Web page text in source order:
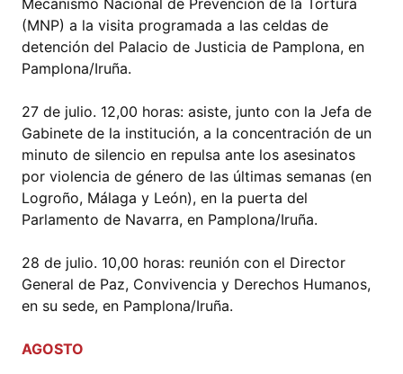
Mecanismo Nacional de Prevención de la Tortura
(MNP) a la visita programada a las celdas de
detención del Palacio de Justicia de Pamplona, en
Pamplona/Iruña.
27 de julio. 12,00 horas: asiste, junto con la Jefa de
Gabinete de la institución, a la concentración de un
minuto de silencio en repulsa ante los asesinatos
por violencia de género de las últimas semanas (en
Logroño, Málaga y León), en la puerta del
Parlamento de Navarra, en Pamplona/Iruña.
28 de julio. 10,00 horas: reunión con el Director
General de Paz, Convivencia y Derechos Humanos,
en su sede, en Pamplona/Iruña.
AGOSTO